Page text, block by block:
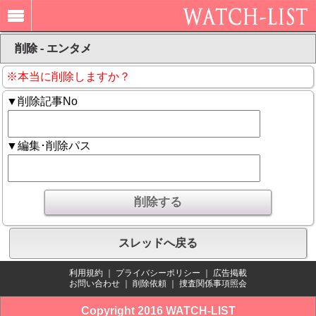
削除 - エンタメ
※本当に削除しますか？
▼削除記事No
▼編集･削除パス
スレッドへ戻る
利用規約 プライバシーポリシー
広告掲載
お問い合わせ
削除依頼 捜査関係事項照会
Copyright 2016 WATCH-LIST